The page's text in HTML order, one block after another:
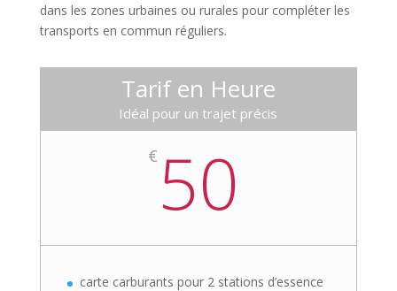
dans les zones urbaines ou rurales pour compléter les
transports en commun réguliers.
Tarif en Heure
Idéal pour un trajet précis
€ 50
carte carburants pour 2 stations d’essence